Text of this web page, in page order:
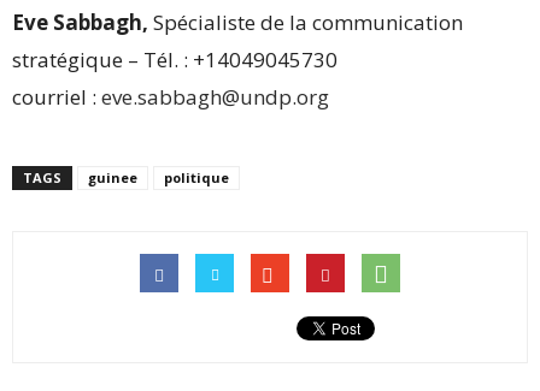
Eve Sabbagh, Spécialiste de la communication
stratégique – Tél. : +14049045730
courriel : eve.sabbagh@undp.org
TAGS guinee politique